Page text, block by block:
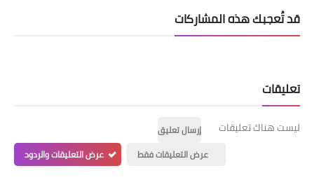
قد تُعجبك هذه المشاركات
تعليقات
ليست هناك تعليقات
إرسال تعليق
عرض التعليقات فقط
عرض التعليقات والردود